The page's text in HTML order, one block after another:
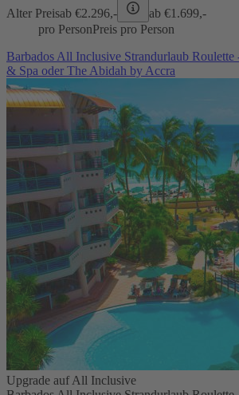
Alter Preisab €2.296,- ab €1.699,-
pro PersonPreis pro Person
Barbados All Inclusive Strandurlaub Roulette
& Spa oder The Abidah by Accra
Upgrade auf All Inclusive